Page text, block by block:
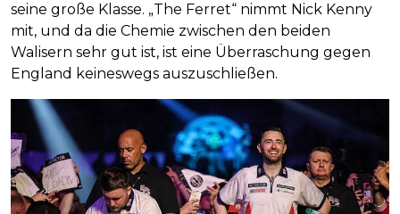
seine große Klasse. „The Ferret“ nimmt Nick Kenny
mit, und da die Chemie zwischen den beiden
Walisern sehr gut ist, ist eine Überraschung gegen
England keineswegs auszuschließen.